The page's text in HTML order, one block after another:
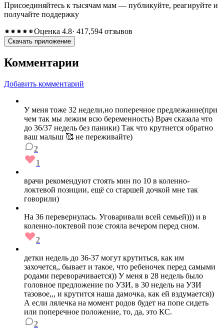
Присоединяйтесь к тысячам мам — публикуйте, реагируйте и
получайте поддержку
Оценка 4.8· 417,594 отзывов
Скачать приложение
Комментарии
Добавить комментарий
У меня тоже 32 недели,но поперечное предлежание(при
чем так мы лежим всю беременность) Врач сказала что
до 36/37 недель без паники) Так что крутнется обратно
ваш малыш 🥰 не переживайте)
2
1
врачи рекомендуют стоять мин по 10 в коленно-
локтевой позиции, ещё со старшей дочкой мне так
говорили)
На 36 перевернулась. Уговаривали всей семьей))) и в
коленно-локтевой позе стояла вечером перед сном.
2
детки недель до 36-37 могут крутиться, как им
захочется,, бывает и такое, что ребеночек перед самыми
родами переворачивается)) У меня в 28 недель было
головное предложение по УЗИ, в 30 недель на УЗИ
тазовое,,, и крутится наша дамочка, как ей вздумается))
А если лялечка на момент родов будет на попе сидеть
или поперечное положение, то, да, это КС.
2